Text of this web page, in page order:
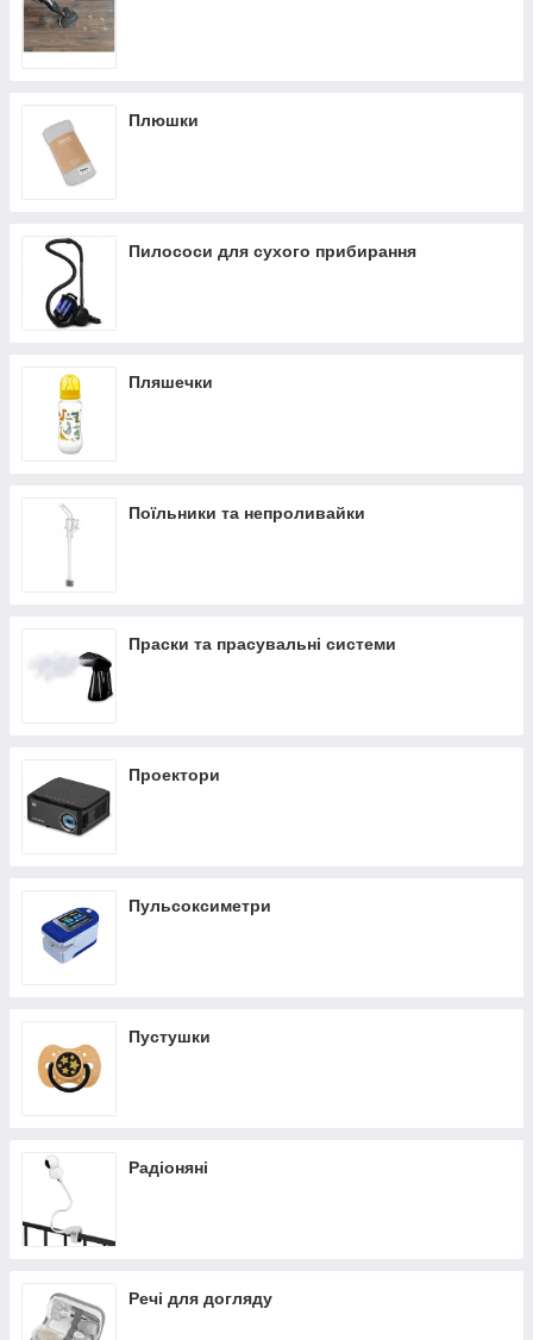
Плюшки
Пилососи для сухого прибирання
Пляшечки
Поїльники та непроливайки
Праски та прасувальні системи
Проектори
Пульсоксиметри
Пустушки
Радіоняні
Речі для догляду